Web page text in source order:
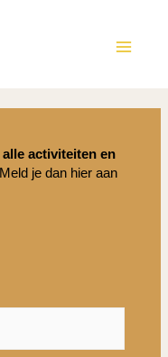
activiteiten en
Meld je dan hier aan